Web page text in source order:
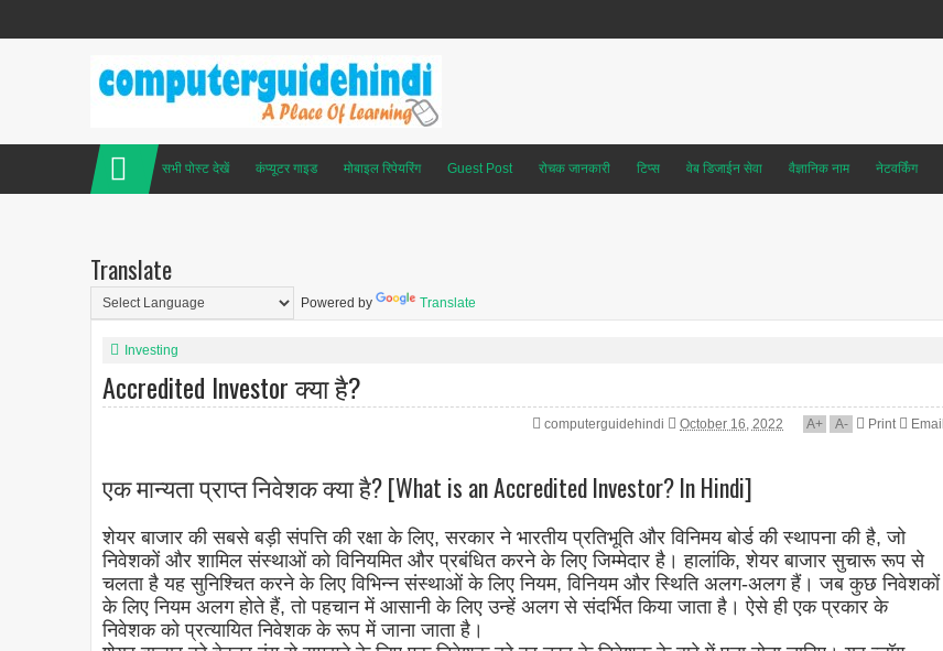
सभी पोस्ट देखें कंप्यूटर गाइड मोबाइल रिपेयरिंग Guest Post रोचक जानकारी टिप्स वेब डिजाईन सेवा वैज्ञानिक नाम नेटवर्किंग
Translate
Powered by Translate
Investing
Accredited Investor क्या है?
computerguidehindi October 16, 2022 A+ A- Print Email
एक मान्यता प्राप्त निवेशक क्या है? [What is an Accredited Investor? In Hindi]
शेयर बाजार की सबसे बड़ी संपत्ति की रक्षा के लिए, सरकार ने भारतीय प्रतिभूति और विनिमय बोर्ड की स्थापना की है, जो
निवेशकों और शामिल संस्थाओं को विनियमित और प्रबंधित करने के लिए जिम्मेदार है। हालांकि, शेयर बाजार सुचारू रूप से
चलता है यह सुनिश्चित करने के लिए विभिन्न संस्थाओं के लिए नियम, विनियम और स्थिति अलग-अलग हैं। जब कुछ निवेशकों
के लिए नियम अलग होते हैं, तो पहचान में आसानी के लिए उन्हें अलग से संदर्भित किया जाता है। ऐसे ही एक प्रकार के
निवेशक को प्रत्यायित निवेशक के रूप में जाना जाता है।